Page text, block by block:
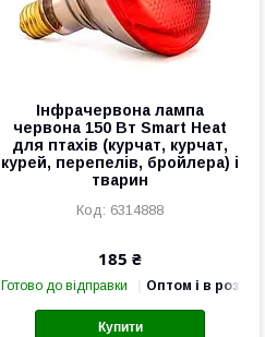
Інфрачервона лампа
червона 150 Вт Smart Heat
для птахів (курчат, курчат,
курей, перепелів, бройлера) і
тварин
6314888
185 ₴
Готово до відправки Оптом і в роздріб
Купити